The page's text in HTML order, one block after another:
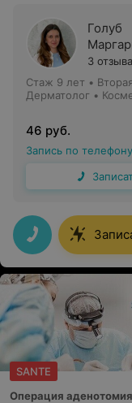
Голуб
3 отзыва
Стаж 9 лет •
Дерматолог •
46 руб.
Запись по телефону
SANTE
Операция аденотомия